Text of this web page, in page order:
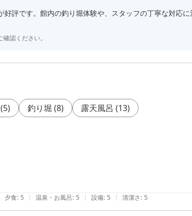
評です。館内の釣り堀体験や、スタッフの丁寧な対応
認ください。
(5) 釣り堀 (8) 露天風呂 (13)
夕食: 5 | 温泉・お風呂: 5 | 設備: 5 | 清潔さ: 5